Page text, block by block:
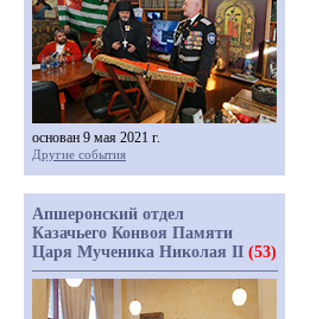
основан 9 мая 2021 г.
Другие события
Апшеронский отдел
Казачьего Конвоя Памяти
Царя Мученика Николая II (53)